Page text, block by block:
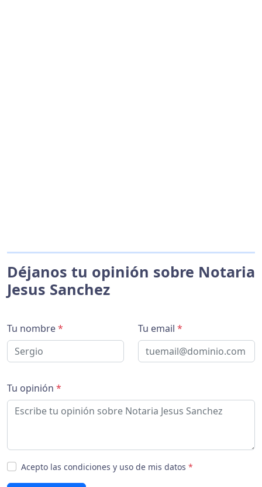
Déjanos tu opinión sobre Notaria
Jesus Sanchez
Tu nombre* Tu email *
Tu opinión *
Acepto las condiciones y uso de mis datos *